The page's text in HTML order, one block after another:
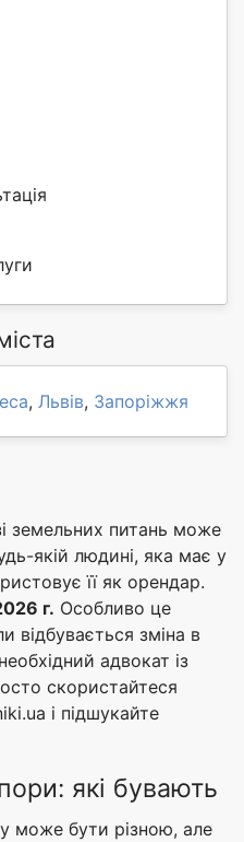
, Львів, Запоріжжя
земельних питань може
якій людині, яка має у
її як орендар.
г. Особливо це
відбувається зміна в
адвокат із
скористайтеся
і підшукайте
які бувають
може бути різною, але